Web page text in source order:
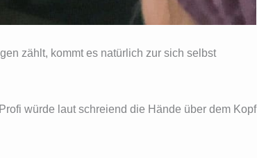
zählt, kommt es natürlich zur sich selbst
würde laut schreiend die Hände über dem Kopf